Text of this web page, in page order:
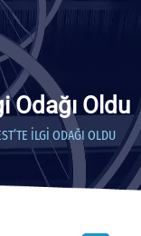
Odağı Oldu
İLGI ODAĞI OLDU